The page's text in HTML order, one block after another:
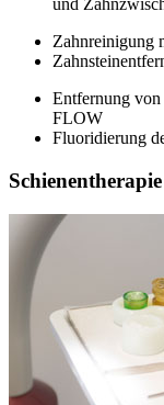
und
Zahnreinigung
Entfernung von
FLOW
Fluoridierung
Schienentherapie